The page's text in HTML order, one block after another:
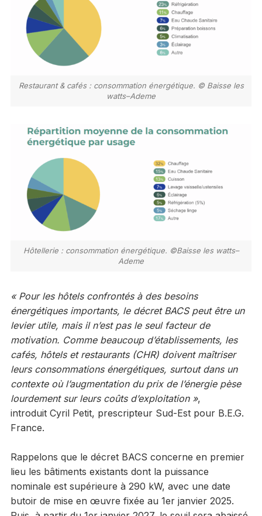
Restaurant & cafés : consommation énergétique. © Baisse les
watts–Ademe
Hôtellerie : consommation énergétique. ©Baisse les watts–
Ademe
« Pour les hôtels confrontés à des besoins
énergétiques importants, le décret BACS peut être un
levier utile, mais il n’est pas le seul facteur de
motivation. Comme beaucoup d’établissements, les
cafés, hôtels et restaurants (CHR) doivent maîtriser
leurs consommations énergétiques, surtout dans un
contexte où l’augmentation du prix de l’énergie pèse
lourdement sur leurs coûts d’exploitation »,
introduit Cyril Petit, prescripteur Sud-Est pour B.E.G.
France.
Rappelons que le décret BACS concerne en premier
lieu les bâtiments existants dont la puissance
nominale est supérieure à 290 kW, avec une date
butoir de mise en œuvre fixée au 1er janvier 2025.